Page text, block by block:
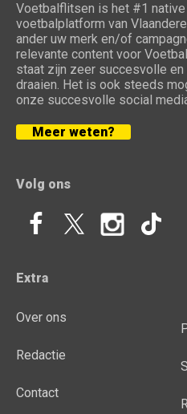
Voetbalflitsen is het #1
voetbalplatform van
ander uw merk en/of
relevante content voor
staat zijn zeer succesvolle
draaien. Het is ook steeds
onze succesvolle social
Meer weten?
Volg ons
Extra
Over ons
Redactie
Contact